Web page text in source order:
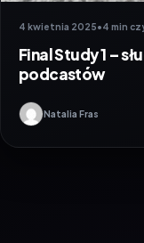
4 kwietnia 2025•4 min
Final Study 1 –
podcastów
Natalia Fras